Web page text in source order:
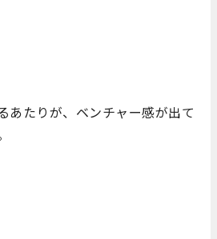
あたりが、ベンチャー感が出て